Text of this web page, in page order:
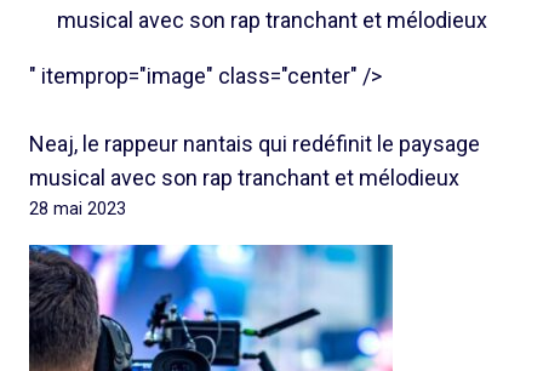
musical avec son rap tranchant et mélodieux
" itemprop="image" class="center" />
Neaj, le rappeur nantais qui redéfinit le paysage
musical avec son rap tranchant et mélodieux
28 mai 2023